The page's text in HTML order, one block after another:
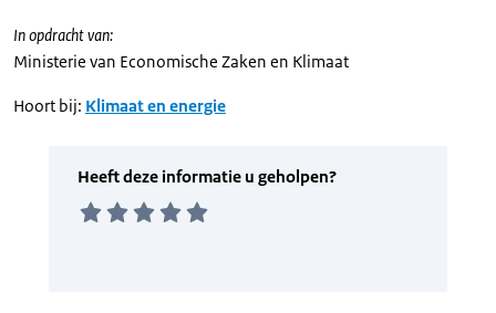
In opdracht van:
Ministerie van Economische Zaken en Klimaat
Hoort bij: Klimaat en energie